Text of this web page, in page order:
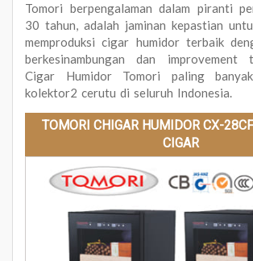
Tomori berpengalaman dalam piranti
30 tahun, adalah jaminan kepastian
memproduksi cigar humidor terbaik
berkesinambungan dan improvement
Cigar Humidor Tomori paling
kolektor2 cerutu di seluruh Indonesia.
TOMORI CHIGAR HUMIDOR CX-
CIGAR